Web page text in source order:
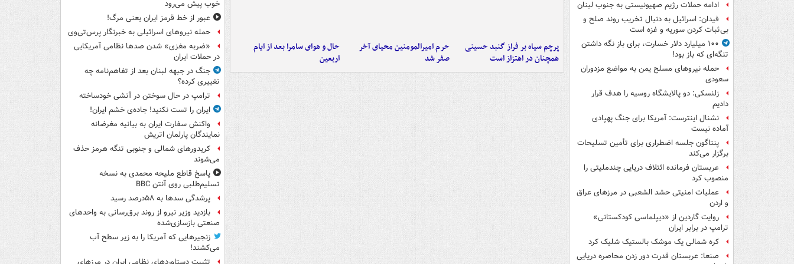
ادامه حملات رژیم صهیونیستی به جنوب لبنان
فیدان: اسرائیل به دنبال تخریب روند صلح و
بی‌ثبات کردن سوریه و غزه است
۱۰۰ میلیارد دلار خسارت، برای باز نگه داشتن
تنگه‌ای که باز بود!
حمله نیروهای مسلح یمن به مواضع مزدوران
سعودی
زلنسکی: دو پالایشگاه روسیه را هدف قرار
دادیم
نشنال اینترست: آمریکا برای جنگ پهپادی
آماده نیست
پنتاگون جلسه اضطراری برای تأمین تسلیحات
برگزار می‌کند
عربستان فرمانده ائتلاف دریایی چندملیتی را
منصوب کرد
عملیات امنیتی حشد الشعبی در مرزهای عراق
و اردن
روایت گاردین از «دیپلماسی کودکستانی»
ترامپ در برابر ایران
کره شمالی یک موشک بالستیک شلیک کرد
صنعا: عربستان قدرت دور زدن محاصره دریایی
پرچم سیاه بر فراز گنبد حسینی
همچنان در اهتزاز است
حرم امیرالمومنین محیای آخر
صفر شد
حال و هوای سامرا بعد از ایام
اربعین
خوب پیش می‌رود
عبور از خط قرمز ایران یعنی مرگ!
حمله نیروهای اسرائیلی به خبرنگار پرس‌تی‌وی
«ضربه مغزی» شدن صدها نظامی آمریکایی
در حملات ایران
جنگ در جبهه لبنان بعد از تفاهم‌نامه چه
تغییری کرده؟
ترامپ در حال سوختن در آتشی خودساخته
ایران را تست نکنید! جاده‌ی خشم ایران!
واکنش سفارت ایران به بیانیه مغرضانه
نمایندگان پارلمان اتریش
کریدورهای شمالی و جنوبی تنگه هرمز حذف
می‌شوند
پاسخ قاطع ملیحه محمدی به نسخه
تسلیم‌طلبی روی آنتن BBC
پرشدگی سدها به ۵۸درصد رسید
بازدید وزیر نیرو از روند برق‌رسانی به واحدهای
صنعتی بازسازی‌شده
زنجیرهایی که آمریکا را به زیر سطح آب
می‌کشند!